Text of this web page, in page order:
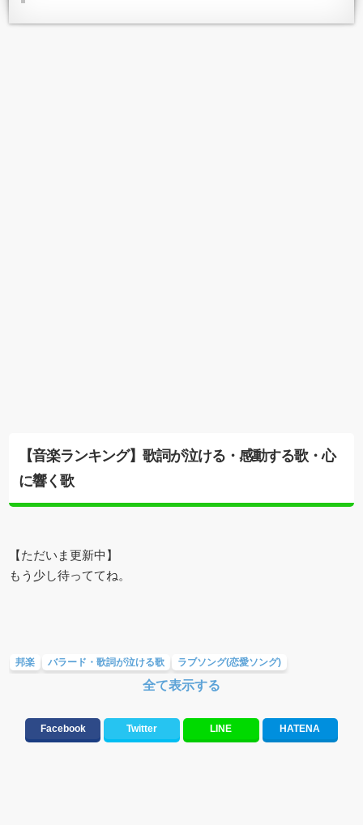
【音楽ランキング】歌詞が泣ける・感動する歌・心
に響く歌
【ただいま更新中】
もう少し待っててね。
邦楽 バラード・歌詞が泣ける歌 ラブソング(恋愛ソング)
大切な人に贈る歌&ありがとうソング(感謝の歌)
元気が出る歌・やる気が出る曲・明るい曲・楽しい歌・勇気が出る歌
全て表示する
Facebook Twitter LINE HATENA